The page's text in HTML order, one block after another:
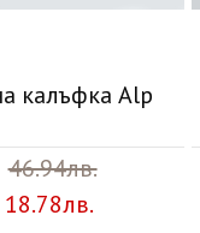
калъфка Alp
46.94лв.